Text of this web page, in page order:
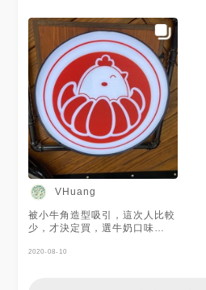
真角燒x雞蛋糕#真角燒雞蛋糕#
三峽小吃#三峽老街小吃#老街
小吃#小吃
街邊😆 哼哼 人家才不會錯過你
呢😘 一直以來都只愛吃原味雞
蛋糕 被熱情的闆娘推薦季節限
定的芋泥相芋 嘴巴就不受控制
的說好哦~請給我一份🤷‍♀️ 真的是
好容易就移情別戀😅 真角燒雞
蛋糕 #芋泥相芋 $65/一份5顆
造型超可愛的牛角造型雞蛋糕，
外酥內軟包著濃郁的芋泥，一口
咬下還能吃到芋頭塊，口感紮實
且香氣十足，因為內餡很飽滿，
所以重量十足，可愛的闆娘將每
顆雞蛋糕取出時都小心翼翼的，
非常用心。 下次到三峽如果吃
膩了牛角麵包 可以換吃這個可
愛的牛角造型雞蛋糕唷🥐
VHuang
被小牛角造型吸引，這次人比較
少，才決定買，選牛奶口味
膩👍，不像是市售卡士達醬
2020-08-10